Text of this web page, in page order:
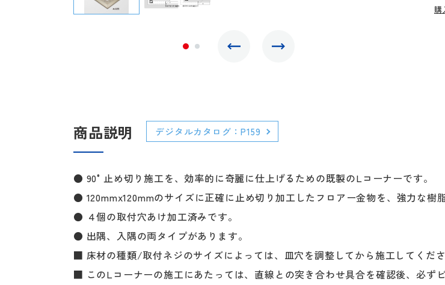
購
商品説明 デジタルカタログ：P159
● 90°止め切り施工を、効率的に奇麗に仕上げるための既製のLコーナーです。
● 120mmx120mmのサイズに正確に止め切り加工したフロアー金物を、強力な樹
● ４個の取付穴あけ加工済みです。
● 出隅、入隅の両タイプがあります。
■ 床材の種類/取付ネジのサイズによっては、皿穴を調整してから施工してくださ
■ このLコーナーの施工にあたっては、直線との突き合わせ具合を確認後、必ず